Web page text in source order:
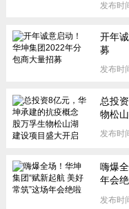
发布时
开年
募
发布时
总投
物松
发布时
嗨爆
年会
发布时